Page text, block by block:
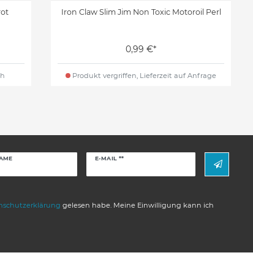
Iron Claw Slim Jim Non Toxic Motoroil Perl
0,99 €*
Produkt vergriffen, Lieferzeit auf Anfrage
E-MAIL **
Newsletter
gelesen habe. Meine Einwilligung kann ich